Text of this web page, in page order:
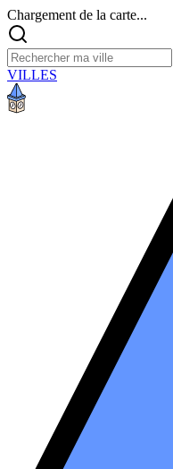
Chargement de la carte...
VILLES